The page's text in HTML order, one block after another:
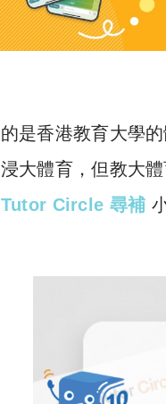
是香港教育大學
大體育，但教大
Tutor Circle 尋補